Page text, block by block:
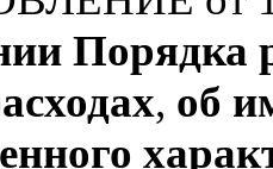
Порядка
, об